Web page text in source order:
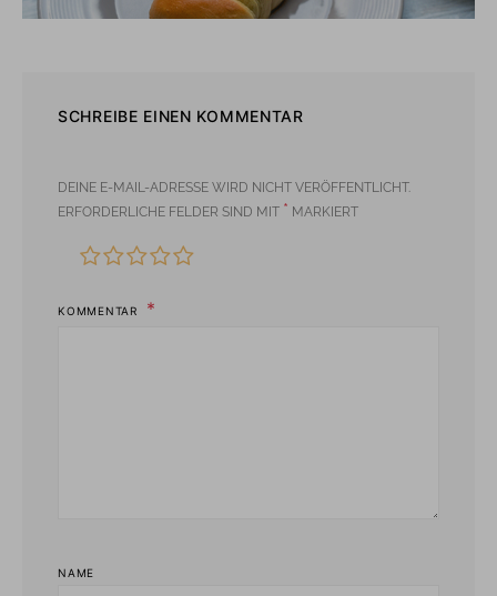
SCHREIBE EINEN KOMMENTAR
DEINE E-MAIL-ADRESSE WIRD NICHT VERÖFFENTLICHT.
ERFORDERLICHE FELDER SIND MIT * MARKIERT
KOMMENTAR
NAME